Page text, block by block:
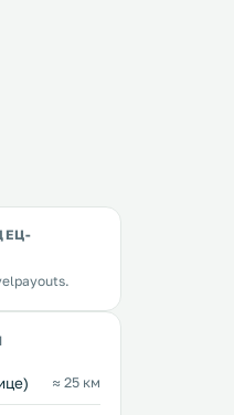
1 км
Hotel Zimní stadion
≈ 25 км